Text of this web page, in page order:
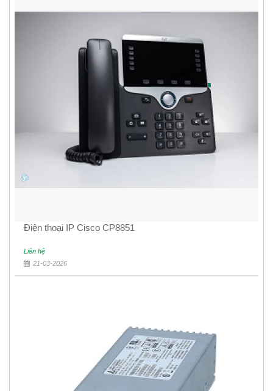
Điện thoại IP Cisco CP8851
Liên hệ
21-03-2026